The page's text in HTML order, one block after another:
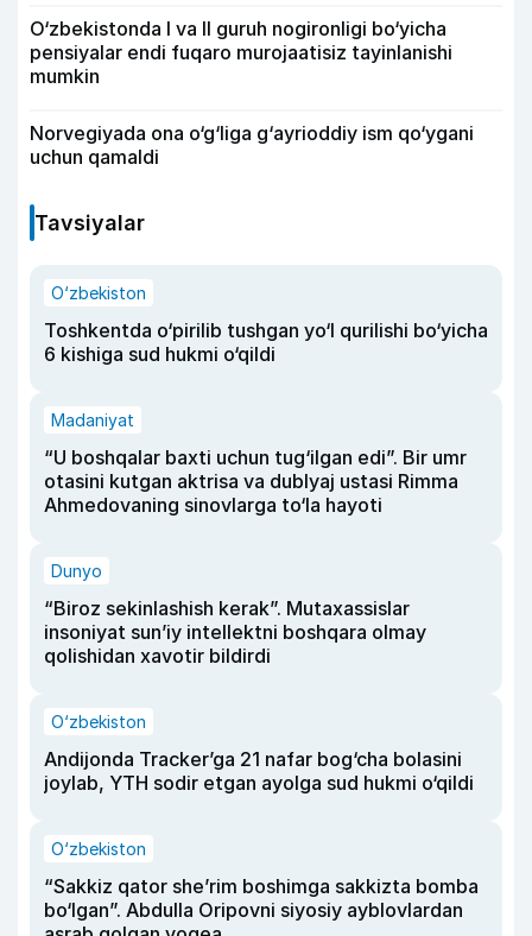
O‘zbekistonda I va II guruh nogironligi bo‘yicha
pensiyalar endi fuqaro murojaatisiz tayinlanishi
mumkin
Norvegiyada ona o‘g‘liga g‘ayrioddiy ism qo‘ygani
uchun qamaldi
Tavsiyalar
O‘zbekiston
Toshkentda o‘pirilib tushgan yo‘l qurilishi bo‘yicha
6 kishiga sud hukmi o‘qildi
Madaniyat
“U boshqalar baxti uchun tug‘ilgan edi”. Bir umr
otasini kutgan aktrisa va dublyaj ustasi Rimma
Ahmedovaning sinovlarga to‘la hayoti
Dunyo
“Biroz sekinlashish kerak”. Mutaxassislar
insoniyat sun’iy intellektni boshqara olmay
qolishidan xavotir bildirdi
O‘zbekiston
Andijonda Tracker’ga 21 nafar bog‘cha bolasini
joylab, YTH sodir etgan ayolga sud hukmi o‘qildi
O‘zbekiston
“Sakkiz qator she’rim boshimga sakkizta bomba
bo‘lgan”. Abdulla Oripovni siyosiy ayblovlardan